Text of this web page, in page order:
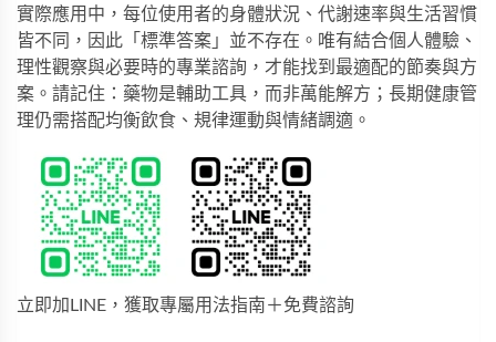
實際應用中，每位使用者的身體狀況、代謝速率與生活習慣
皆不同，因此「標準答案」並不存在。唯有結合個人體驗、
理性觀察與必要時的專業諮詢，才能找到最適配的節奏與方
案。請記住：藥物是輔助工具，而非萬能解方；長期健康管
理仍需搭配均衡飲食、規律運動與情緒調適。
立即加LINE，獲取專屬用法指南＋免費諮詢